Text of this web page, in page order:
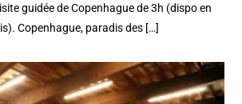
guidée de Copenhague de 3h (dispo en
Copenhague, paradis des […]